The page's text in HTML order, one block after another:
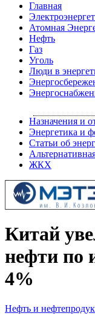
Главная
Атомная
Нефть
Газ
Уголь
Люди в
Назначения и
Энергетика и
Статьи об
ЖКХ
Китай
нефти по
4%
Нефть и